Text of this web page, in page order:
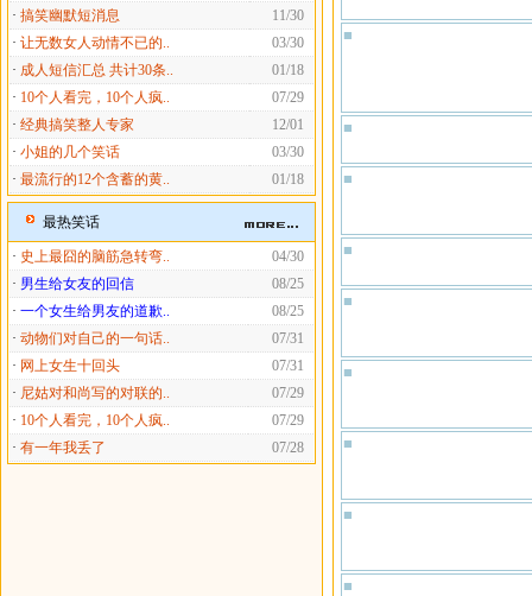
· 搞笑幽默短消息
11/30
· 让无数女人动情不已的..
03/30
· 成人短信汇总 共计30条..
01/18
· 10个人看完，10个人疯..
07/29
· 经典搞笑整人专家
12/01
· 小姐的几个笑话
03/30
· 最流行的12个含蓄的黄.. 01/18
最热笑话
· 史上最囧的脑筋急转弯..
04/30
· 男生给女友的回信
08/25
· 一个女生给男友的道歉..
08/25
· 动物们对自己的一句话..
07/31
· 网上女生十回头
07/31
· 尼姑对和尚写的对联的..
07/29
· 10个人看完，10个人疯..
07/29
· 有一年我丢了 07/28
■
■
■
■
■
■
■
■
■